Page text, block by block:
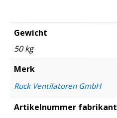
Gewicht
50 kg
Merk
Ruck Ventilatoren GmbH
Artikelnummer fabrikant